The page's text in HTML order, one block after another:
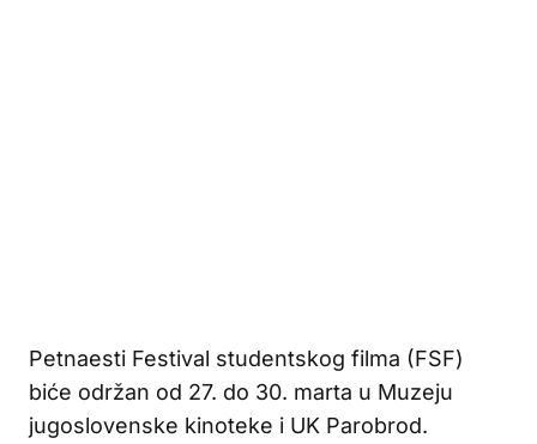
Petnaesti Festival studentskog filma (FSF)
biće održan od 27. do 30. marta u Muzeju
jugoslovenske kinoteke i UK Parobrod.